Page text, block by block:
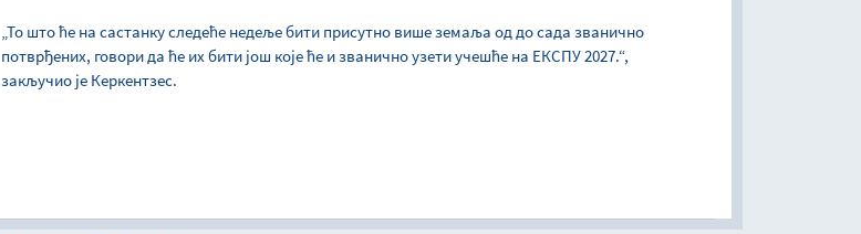
„То што ће на састанку следеће недеље бити присутно више земаља од до сада званично
потврђених, говори да ће их бити још којe ће и званично узети учешће на ЕКСПУ 2027.“,
закључио је Керкентзес.